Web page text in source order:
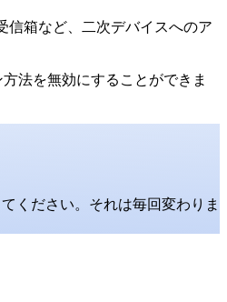
信箱など、二次デバイスへのア
法を無効にすることができま
ください。それは毎回変わりま